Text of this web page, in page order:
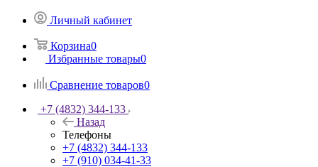
Личный кабинет
Корзина0
Избранные товары0
Сравнение товаров0
+7 (4832) 344-133
Назад
Телефоны
+7 (4832) 344-133
+7 (910) 034-41-33